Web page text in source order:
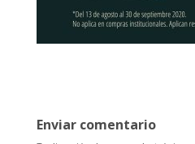
Enviar comentario